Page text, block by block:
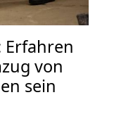
Erfahren
von
sein